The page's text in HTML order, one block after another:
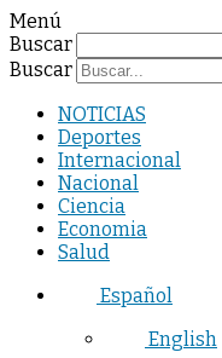
Menú
Buscar
Buscar
NOTICIAS
Deportes
Internacional
Nacional
Ciencia
Economia
Salud
Español
English